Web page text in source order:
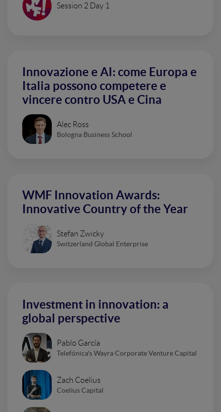
Session 2 Day 1
Innovazione e AI: come Europa e
Italia possono competere e
vincere contro USA e Cina
Alec Ross
Bologna Business School
WMF Innovation Awards:
Innovative Country of the Year
Stefan Zwicky
Switzerland Global Enterprise
Investment in innovation: a
global perspective
Pablo García
Telefónica's Wayra Corporate Venture Capital
Zach Coelius
Coelius Capital